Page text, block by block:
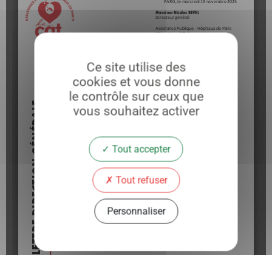
Ce site utilise des
cookies et vous donne
le contrôle sur ceux que
vous souhaitez activer
Tout accepter
Tout refuser
Personnaliser